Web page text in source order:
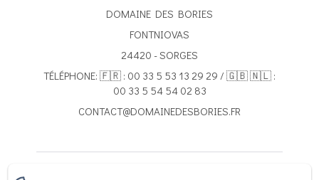
DOMAINE DES BORIES
FONTNIOVAS
24420 - SORGES
TÉLÉPHONE: 🇫🇷 : 00 33 5 53 13 29 29 / 🇬🇧 🇳🇱 :
00 33 5 54 54 02 83
CONTACT@DOMAINEDESBORIES.FR